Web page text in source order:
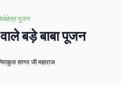
पूजन
बड़े बाबा पूजन
सागर जी महाराज